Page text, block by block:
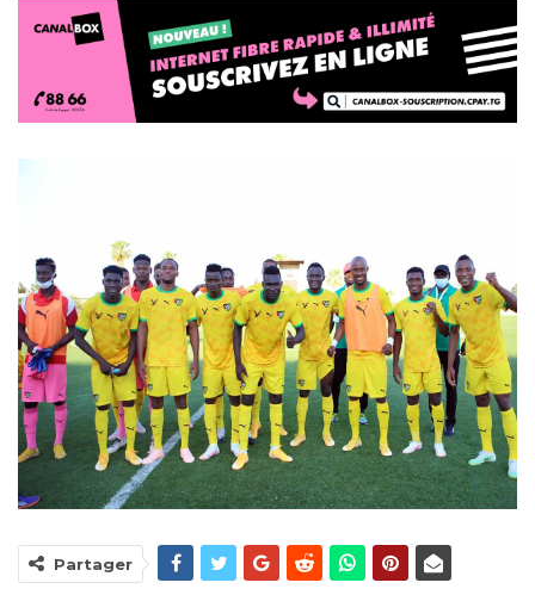
Partager